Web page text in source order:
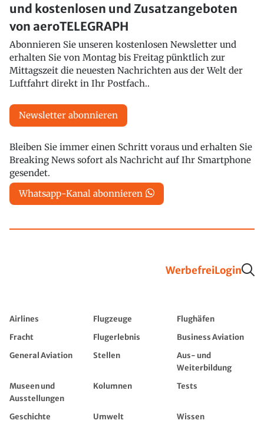
und kostenlosen und Zusatzangeboten
von aeroTELEGRAPH
Abonnieren Sie unseren kostenlosen Newsletter und
erhalten Sie von Montag bis Freitag pünktlich zur
Mittagszeit die neuesten Nachrichten aus der Welt der
Luftfahrt direkt in Ihr Postfach..
Newsletter abonnieren
Bleiben Sie immer einen Schritt voraus und erhalten Sie
Breaking News sofort als Nachricht auf Ihr Smartphone
gesendet.
Whatsapp-Kanal abonnieren
WerbefreiLogin
Airlines Flugzeuge
Flughäfen
Fracht
Flugerlebnis
Business Aviation
General Aviation
Stellen
Aus- und
Weiterbildung
Museen und
Ausstellungen
Kolumnen Tests
Geschichte Umwelt
Wissen